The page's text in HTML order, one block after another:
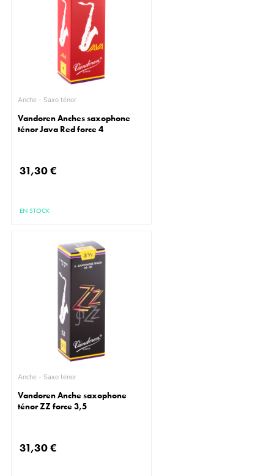
Anche - Saxo ténor
Vandoren Anches saxophone
ténor Java Red force 4
31,30 €
EN STOCK
Anche - Saxo ténor
Vandoren Anche saxophone
ténor ZZ force 3,5
31,30 €